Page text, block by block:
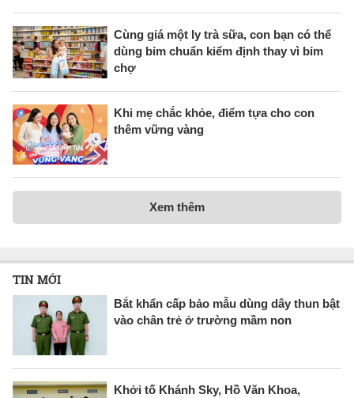
Cùng giá một ly trà sữa, con bạn có thể
dùng bỉm chuẩn kiểm định thay vì bỉm
chợ
Khi mẹ chắc khỏe, điểm tựa cho con
thêm vững vàng
Xem thêm
TIN MỚI
Bắt khẩn cấp bảo mẫu dùng dây thun bật
vào chân trẻ ở trường mầm non
Khởi tố Khánh Sky, Hồ Văn Khoa,